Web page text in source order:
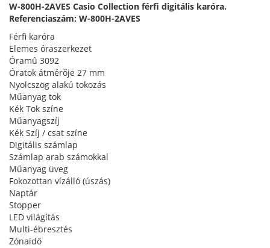
W-800H-2AVES Casio Collection férfi digitális karóra.
Referenciaszám: W-800H-2AVES
Férfi karóra
Elemes óraszerkezet
Óramû 3092
Óratok átmérője 27 mm
Nyolcszög alakú tokozás
Műanyag tok
Kék Tok színe
Műanyagszíj
Kék Szíj / csat színe
Digitális számlap
Számlap arab számokkal
Műanyag üveg
Fokozottan vízálló (úszás)
Naptár
Stopper
LED világítás
Multi-ébresztés
Zónaidő